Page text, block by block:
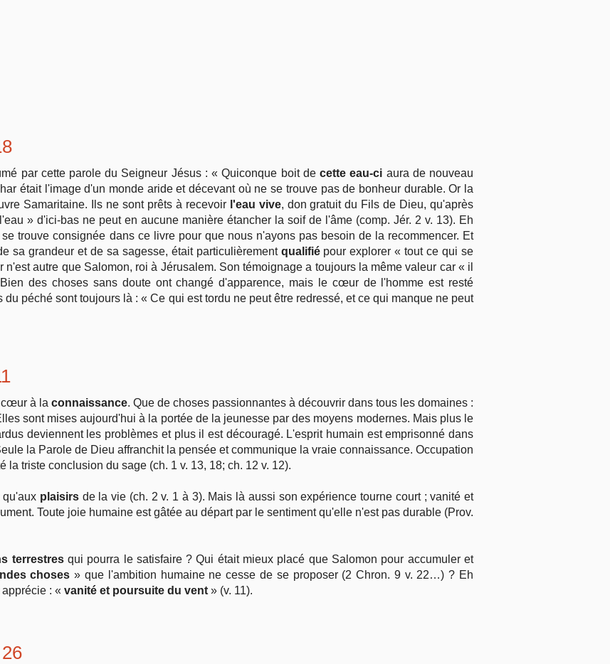
par cette parole du Seigneur Jésus : « Quiconque boit decette eau-ci aura de nouveau
était l'image d'un monde aride et décevant où ne se trouve pas de bonheur durable. Or la
Samaritaine. Ils ne sont prêts à recevoir l'eau vive, don gratuit du Fils de Dieu, qu'après
» d'ici-bas ne peut en aucune manière étancher la soif de l'âme (comp. Jér. 2 v. 13). Eh
trouve consignée dans ce livre pour que nous n'ayons pas besoin de la recommencer. Et
sa grandeur et de sa sagesse, était particulièrement qualifiépour explorer « tout ce qui se
autre que Salomon, roi à Jérusalem. Son témoignage a toujours la même valeur car « il
des choses sans doute ont changé d'apparence, mais le cœur de l'homme est resté
péché sont toujours là : « Ce qui est tordu ne peut être redressé, et ce qui manque ne peut
cœur à la connaissance. Que de choses passionnantes à découvrir dans tous les domaines :
sont mises aujourd'hui à la portée de la jeunesse par des moyens modernes. Mais plus le
deviennent les problèmes et plus il est découragé. L'esprit humain est emprisonné dans
la Parole de Dieu affranchit la pensée et communique la vraie connaissance. Occupation
la triste conclusion du sage (ch. 1 v. 13, 18; ch. 12 v. 12).
qu'aux plaisirsde la vie (ch. 2 v. 1 à 3). Mais là aussi son expérience tourne court ; vanité et
Toute joie humaine est gâtée au départ par le sentiment qu'elle n'est pas durable (Prov.
terrestresqui pourra le satisfaire ? Qui était mieux placé que Salomon pour accumuler et
choses » que l'ambition humaine ne cesse de se proposer (2 Chron. 9 v. 22…) ? Eh
: « vanité et poursuite du vent » (v. 11).